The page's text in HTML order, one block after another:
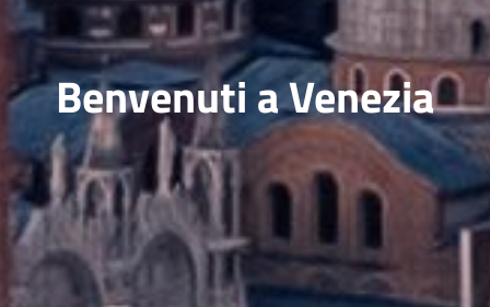
Benvenuti a Venezia